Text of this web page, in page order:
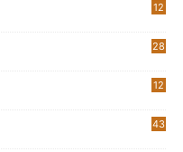
12
28
12
43